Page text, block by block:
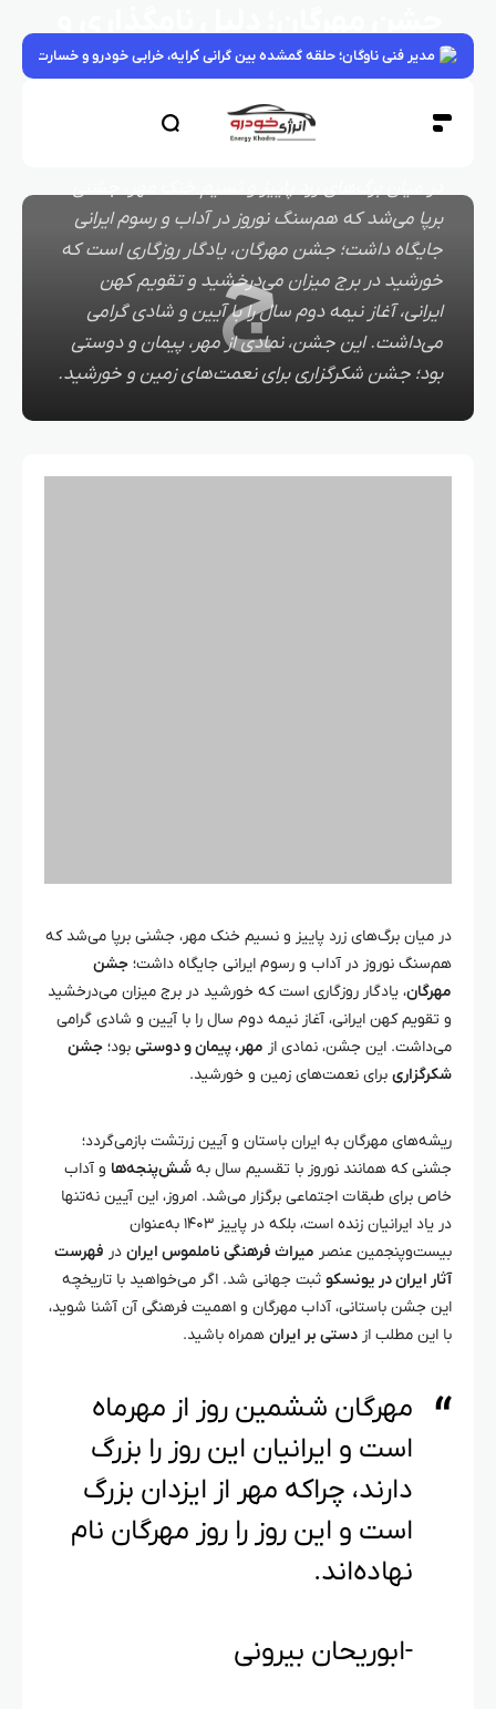
مدیر فنی ناوگان؛ حلقه گمشده بین گرانی کرایه، خرابی خودرو و خسارت بار
ج
آداب برگزاری
1 سال قبل 5 دقیقه 174,0 بازدیدها
برپا می‌شد که هم‌سنگ نوروز در آداب و رسوم ایرانی
جایگاه داشت؛ جشن مهرگان، یادگار روزگاری است که
خورشید در برج میزان می‌درخشید و تقویم کهن
ایرانی، آغاز نیمه دوم سال را با آیین و شادی گرامی
می‌داشت. این جشن، نمادی از مهر، پیمان و دوستی
بود؛ جشن شکرگزاری برای نعمت‌های زمین و خورشید.
در میان برگ‌های زرد پاییز و نسیم خنک مهر، جشنی برپا می‌شد که
هم‌سنگ نوروز در آداب و رسوم ایرانی جایگاه داشت؛جشن
مهرگان، یادگار روزگاری است که خورشید در برج میزان می‌درخشید
و تقویم کهن ایرانی، آغاز نیمه دوم سال را با آیین و شادی گرامی
می‌داشت. این جشن، نمادی ازمهر، پیمان و دوستیبود؛ جشن
شکرگزاریبرای نعمت‌های زمین و خورشید.
ریشه‌های مهرگان به ایران باستان و آیین زرتشت بازمی‌گردد؛
جشنی که همانند نوروز با تقسیم سال بهشَش‌پنجه‌هاو آداب
خاص برای طبقات اجتماعی برگزار می‌شد. امروز، این آیین نه‌تنها
در یاد ایرانیان زنده است، بلکه در پاییز ۱۴۰۳ به‌عنوان
بیست‌وپنجمین عنصرمیراث فرهنگی ناملموس ایراندرفهرست
آثار ایران در یونسکوثبت جهانی شد. اگر می‌خواهید با تاریخچه
این جشن باستانی، آداب مهرگان و اهمیت فرهنگی آن آشنا شوید،
با این مطلب ازدستی بر ایرانهمراه باشید.
مهرگان ششمین روز از مهرماه
است و ایرانیان این روز را بزرگ
دارند، چراکه مهر از ایزدان بزرگ
است و این روز را روز مهرگان نام
نهاده‌اند.
-ابوریحان بیرونی